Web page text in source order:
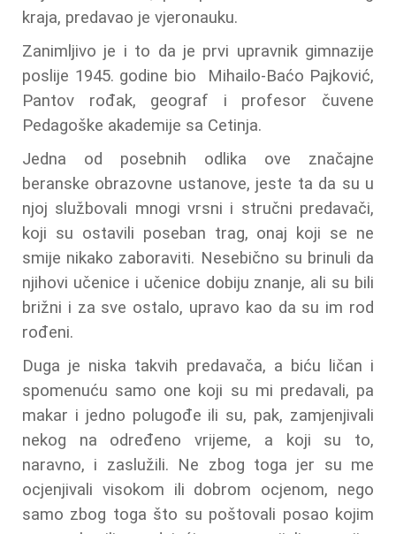
kraja, predavao je vjeronauku.
Zanimljivo je i to da je prvi upravnik gimnazije
poslije 1945. godine bio Mihailo-Baćo Pajković,
Pantov rođak, geograf i profesor čuvene
Pedagoške akademije sa Cetinja.
Jedna od posebnih odlika ove značajne
beranske obrazovne ustanove, jeste ta da su u
njoj službovali mnogi vrsni i stručni predavači,
koji su ostavili poseban trag, onaj koji se ne
smije nikako zaboraviti. Nesebično su brinuli da
njihovi učenice i učenice dobiju znanje, ali su bili
brižni i za sve ostalo, upravo kao da su im rod
rođeni.
Duga je niska takvih predavača, a biću ličan i
spomenuću samo one koji su mi predavali, pa
makar i jedno polugođe ili su, pak, zamjenjivali
nekog na određeno vrijeme, a koji su to,
naravno, i zaslužili. Ne zbog toga jer su me
ocjenjivali visokom ili dobrom ocjenom, nego
samo zbog toga što su poštovali posao kojim